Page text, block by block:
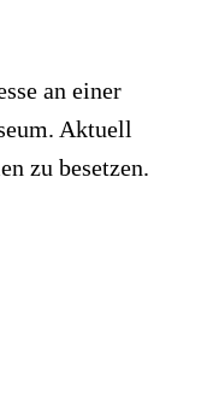
an einer
Aktuell
zu besetzen.